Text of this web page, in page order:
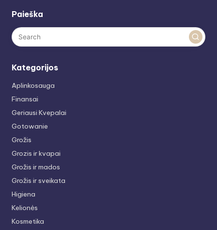
Paieška
Kategorijos
Aplinkosauga
Finansai
Geriausi Kvepalai
Gotowanie
Grožis
Grozis ir kvapai
Grožis ir mados
Grožis ir sveikata
Higiena
Kelionės
Kosmetika